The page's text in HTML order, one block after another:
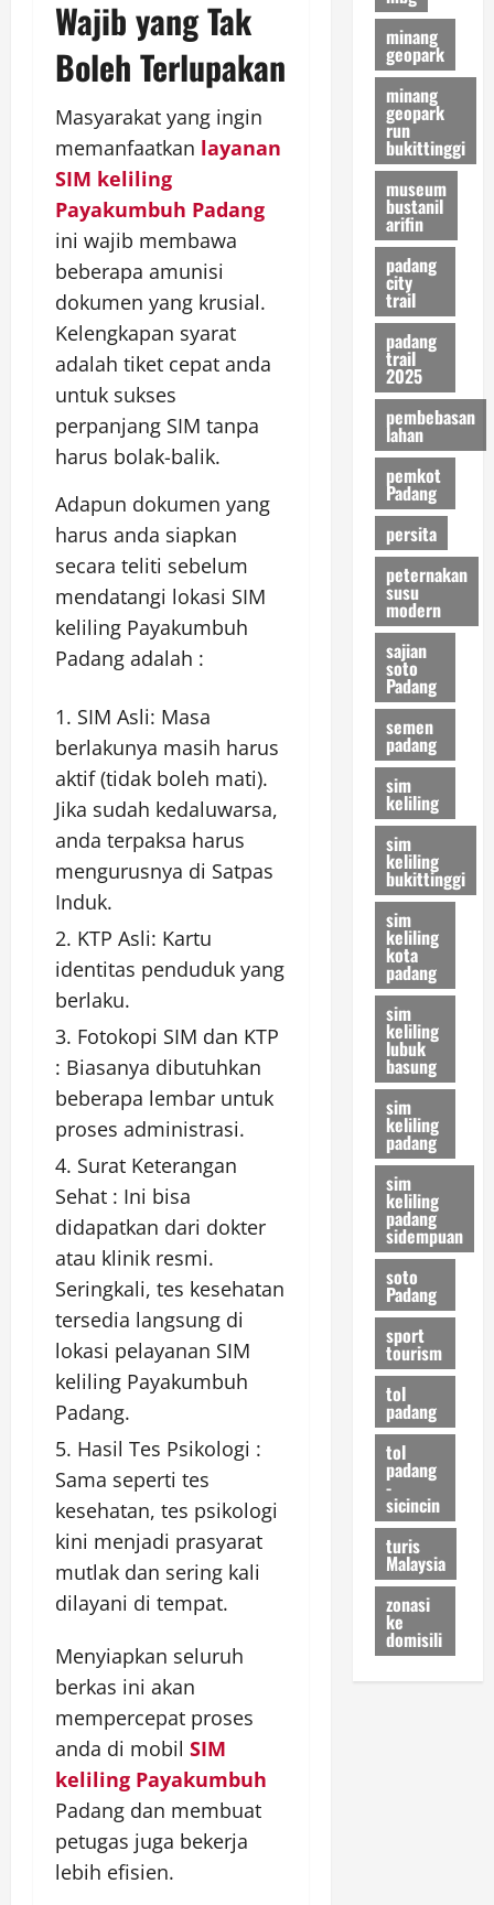
Wajib yang Tak
Boleh Terlupakan
Masyarakat yang ingin
memanfaatkan layanan
SIM keliling
Payakumbuh Padang
ini wajib membawa
beberapa amunisi
dokumen yang krusial.
Kelengkapan syarat
adalah tiket cepat anda
untuk sukses
perpanjang SIM tanpa
harus bolak-balik.
Adapun dokumen yang
harus anda siapkan
secara teliti sebelum
mendatangi lokasi SIM
keliling Payakumbuh
Padang adalah :
SIM Asli: Masa
berlakunya masih harus
aktif (tidak boleh mati).
Jika sudah kedaluwarsa,
anda terpaksa harus
mengurusnya di Satpas
Induk.
KTP Asli: Kartu
identitas penduduk yang
berlaku.
Fotokopi SIM dan KTP
: Biasanya dibutuhkan
beberapa lembar untuk
proses administrasi.
Surat Keterangan
Sehat : Ini bisa
didapatkan dari dokter
atau klinik resmi.
Seringkali, tes kesehatan
tersedia langsung di
lokasi pelayanan SIM
keliling Payakumbuh
Padang.
Hasil Tes Psikologi :
Sama seperti tes
kesehatan, tes psikologi
kini menjadi prasyarat
mutlak dan sering kali
dilayani di tempat.
Menyiapkan seluruh
berkas ini akan
mempercepat proses
anda di mobil SIM
keliling Payakumbuh
Padang dan membuat
petugas juga bekerja
lebih efisien.
minang
geopark
minang
geopark
run
bukittinggi
museum
bustanil
arifin
padang
city
trail
padang
trail
2025
pembebasan
lahan
pemkot
Padang
persita
peternakan
susu
modern
sajian
soto
Padang
semen
padang
sim
keliling
sim
keliling
bukittinggi
sim
keliling
kota
padang
sim
keliling
lubuk
basung
sim
keliling
padang
sim
keliling
padang
sidempuan
soto
Padang
sport
tourism
tol
padang
tol
padang
-
sicincin
turis
Malaysia
zonasi
ke
domisili